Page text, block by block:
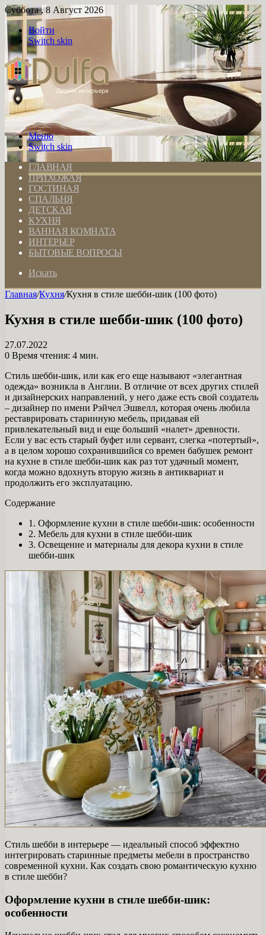
Суббота , 8 Август 2026
Войти
Switch skin
Меню
Switch skin
ГЛАВНАЯ
ПРИХОЖАЯ
ГОСТИНАЯ
СПАЛЬНЯ
ДЕТСКАЯ
КУХНЯ
ВАННАЯ КОМНАТА
ИНТЕРЬЕР
БЫТОВЫЕ ВОПРОСЫ
Искать
Главная/Кухня/Кухня в стиле шебби-шик (100 фото)
Кухня в стиле шебби-шик (100 фото)
27.07.2022
0 Время чтения: 4 мин.
Стиль шебби-шик, или как его еще называют «элегантная
одежда» возникла в Англии. В отличие от всех других стилей
и дизайнерских направлений, у него даже есть свой создатель
– дизайнер по имени Рэйчел Эшвелл, которая очень любила
реставрировать старинную мебель, придавая ей
привлекательный вид и еще больший «налет» древности.
Если у вас есть старый буфет или сервант, слегка «потертый»,
а в целом хорошо сохранившийся со времен бабушек ремонт
на кухне в стиле шебби-шик как раз тот удачный момент,
когда можно вдохнуть вторую жизнь в антиквариат и
продолжить его эксплуатацию.
Содержание
1. Оформление кухни в стиле шебби-шик: особенности
2. Мебель для кухни в стиле шебби-шик
3. Освещение и материалы для декора кухни в стиле
шебби-шик
Стиль шебби в интерьере — идеальный способ эффектно
интегрировать старинные предметы мебели в пространство
современной кухни. Как создать свою романтическую кухню
в стиле шебби?
Оформление кухни в стиле шебби-шик:
особенности